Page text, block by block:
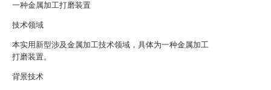
一种金属加工打磨装置
技术领域
本实用新型涉及金属加工技术领域，具体为一种金属加工
打磨装置。
背景技术